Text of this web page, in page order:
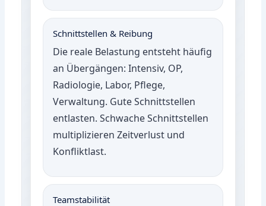
Schnittstellen & Reibung
Die reale Belastung entsteht häufig
an Übergängen: Intensiv, OP,
Radiologie, Labor, Pflege,
Verwaltung. Gute Schnittstellen
entlasten. Schwache Schnittstellen
multiplizieren Zeitverlust und
Konfliktlast.
Teamstabilität